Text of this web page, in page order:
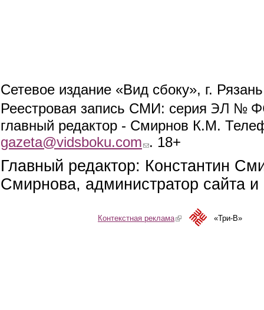
Сетевое издание «Вид сбоку», г.
Реестровая запись СМИ: серия ЭЛ №
главный редактор - Смирнов К.М.
gazeta@vidsboku.com (link sends e-mail)
. 18+
Главный редактор: Константин
Смирнова, администратор сайта
Контекстная реклама(link is external)«Три-В»